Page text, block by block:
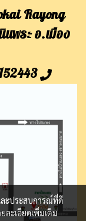
Rayong
ะ อ.เมือง
ละประสบการณ์ที่ดี
ละเอียดเพิ่มเติม